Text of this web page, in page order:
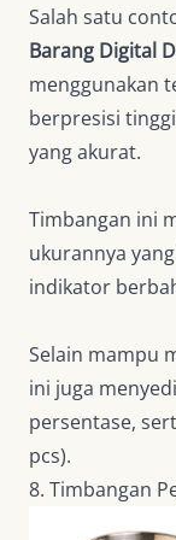
Salah satu
Barang Digital
menggunakan
berpresisi
yang akurat.
Timbangan ini
ukurannya
indikator
Selain mampu
ini juga
persentase,
pcs).
8. Timbangan